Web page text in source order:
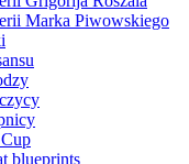
Marka Piwowskiego
blueprints